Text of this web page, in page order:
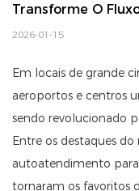
Transforme O
2026-01-15
Em locais de grande
aeroportos e centros
sendo revolucionado
Entre os destaques do
autoatendimento
tornaram os favoritos